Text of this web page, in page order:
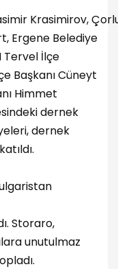
Krasimirov,
Ergene Belediye
Tervel İlçe
Başkanı Cüneyt
Himmet
dernek
dernek
Storaro,
unutulmaz